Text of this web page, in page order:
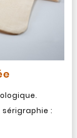
sérigraphie :